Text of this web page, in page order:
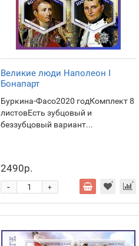
Великие люди Наполеон I
Бонапарт
Буркина-Фасо2020 годКомплект 8
листовЕсть зубцовый и
беззубцовый вариант...
2490р.
+
-